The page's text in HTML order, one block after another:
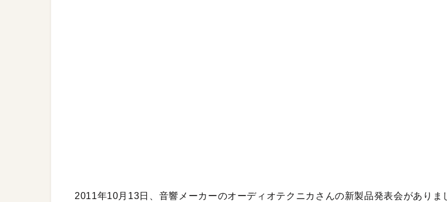
2011年10月13日、音響メーカーのオーディオテクニカさんの新製品発表会がありま